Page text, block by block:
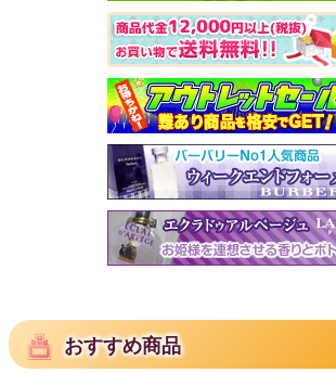
おすすめ商品